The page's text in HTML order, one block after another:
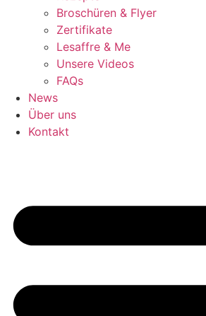
Broschüren & Flyer
Zertifikate
Lesaffre & Me
Unsere Videos
FAQs
News
Über uns
Kontakt